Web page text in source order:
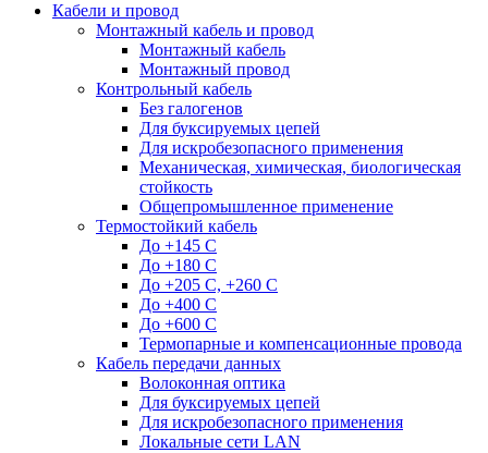
Кабели и провод
Монтажный кабель и провод
Монтажный кабель
Монтажный провод
Контрольный кабель
Без галогенов
Для буксируемых цепей
Для искробезопасного применения
Механическая, химическая, биологическая
стойкость
Общепромышленное применение
Термостойкий кабель
До +145 С
До +180 C
До +205 С, +260 С
До +400 C
До +600 С
Термопарные и компенсационные провода
Кабель передачи данных
Волоконная оптика
Для буксируемых цепей
Для искробезопасного применения
Локальные сети LAN